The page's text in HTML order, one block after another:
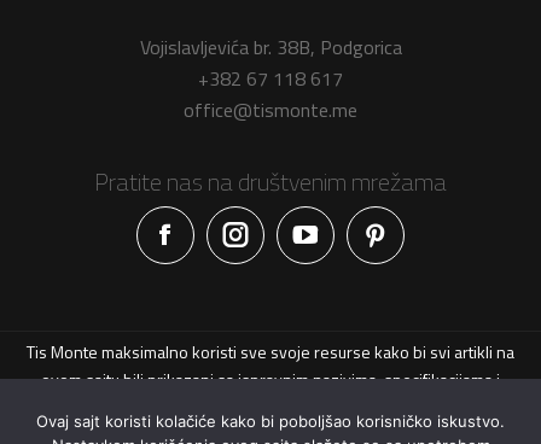
Vojislavljevića br. 38B, Podgorica
+382 67 118 617
office@tismonte.me
Pratite nas na društvenim mrežama
FacebookInstagramYouTubePinterest
Tis Monte maksimalno koristi sve svoje resurse kako bi svi artikli na
ovom sajtu bili prikazani sa ispravnim nazivima, specifikacijama i
fotografijama. Ipak, ne možemo garantovati da su sve navedene
informacije i fotografije artikala na ovom sajtu u potpunosti ispravne.
Ovaj sajt koristi kolačiće kako bi poboljšao korisničko iskustvo.